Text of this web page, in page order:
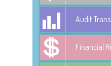
Audit
Financial